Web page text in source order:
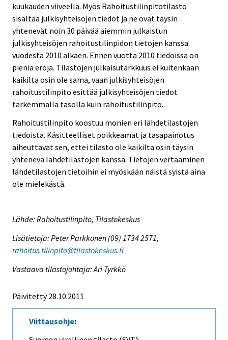
kuukauden viiveellä. Myös Rahoitustilinpitotilasto
sisältää julkisyhteisöjen tiedot ja ne ovat täysin
yhtenevät noin 30 päivää aiemmin julkaistun
julkisyhteisöjen rahoitustilinpidon tietojen kanssa
vuodesta 2010 alkaen. Ennen vuotta 2010 tiedoissa on
pieniä eroja. Tilastojen julkaisutarkkuus ei kuitenkaan
kaikilta osin ole sama, vaan julkisyhteisöjen
rahoitustilinpito esittää julkisyhteisöjen tiedot
tarkemmalla tasolla kuin rahoitustilinpito.
Rahoitustilinpito koostuu monien eri lähdetilastojen
tiedoista. Käsitteelliset poikkeamat ja tasapainotus
aiheuttavat sen, ettei tilasto ole kaikilta osin täysin
yhtenevä lähdetilastojen kanssa. Tietojen vertaaminen
lähdetilastojen tietoihin ei myöskään näistä syistä aina
ole mielekästä.
Lähde: Rahoitustilinpito, Tilastokeskus
Lisätietoja: Peter Parkkonen (09) 1734 2571,
rahoitus.tilinpito@tilastokeskus.fi
Vastaava tilastojohtaja: Ari Tyrkkö
Päivitetty 28.10.2011
Viittausohje: